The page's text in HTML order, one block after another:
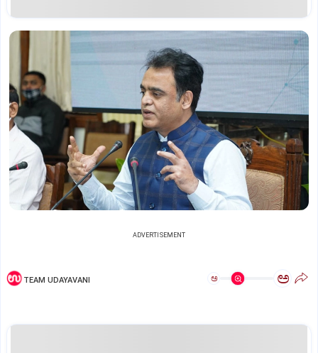
ADVERTISEMENT
TEAM UDAYAVANI ಅ ಅ